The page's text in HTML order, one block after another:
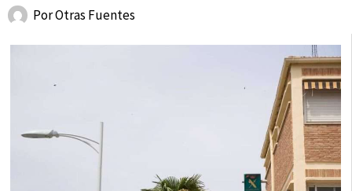
PorOtras Fuentes